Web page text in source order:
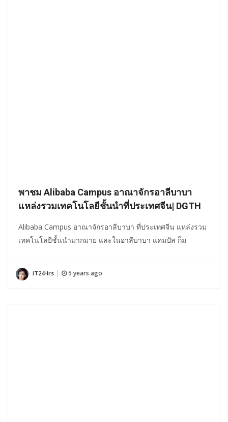
พาชม Alibaba Campus อาณาจักรอาลีบาบา
แหล่งรวมเทคโนโลยีชั้นนำที่ประเทศจีน| DGTH
Alibaba Campus อาณาจักรอาลีบาบา ที่ประเทศจีน แหล่งรวม
เทคโนโลยีชั้นนำมากมาย และในอาลีบาบา แคมปัส ก็ม
iT24Hrs 5 years ago